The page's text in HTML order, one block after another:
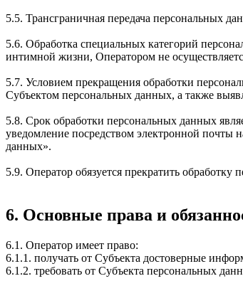
5.5. Трансграничная передача персональных
5.6. Обработка специальных категорий
интимной жизни, Оператором не
5.7. Условием прекращения обработки
Субъектом персональных данных, а также
5.8. Срок обработки персональных данных
уведомление посредством электронной почты
данных».
5.9. Оператор обязуется прекратить
6. Основные права и
6.1. Оператор имеет право:
6.1.1. получать от Субъекта достоверные
6.1.2. требовать от Субъекта персональных